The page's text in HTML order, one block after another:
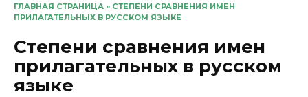
ГЛАВНАЯ СТРАНИЦА » СТЕПЕНИ СРАВНЕНИЯ ИМЕН
ПРИЛАГАТЕЛЬНЫХ В РУССКОМ ЯЗЫКЕ
Степени сравнения имен
прилагательных в русском
языке